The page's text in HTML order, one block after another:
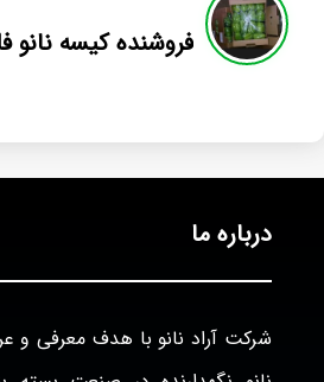
فروشنده کیسه نانو
درباره ما
شرکت آراد نانو با هدف معرفی و